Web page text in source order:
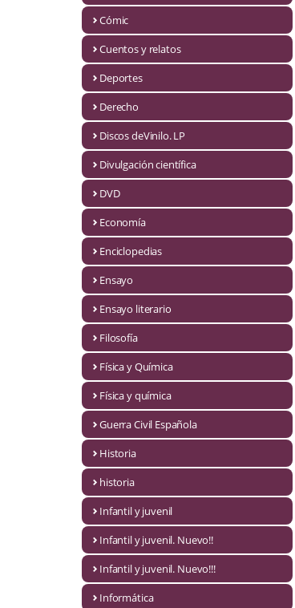
Cuentos y relatos
Discos deVinilo. LP
Divulgación científica
Ensayo literario
Guerra Civil Española
Cómic
Cuentos y relatos
Deportes
Derecho
Discos deVinilo. LP
Divulgación científica
DVD
Economía
Enciclopedias
Ensayo
Ensayo literario
Filosofía
Física y Química
Física y química
Guerra Civil Española
Historia
historia
Infantil y juvenil
Infantil y juvenil. Nuevo!!
Infantil y juvenil. Nuevo!!!
Informática